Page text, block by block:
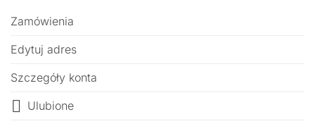
Zamówienia
Edytuj adres
Szczegóły konta
Ulubione